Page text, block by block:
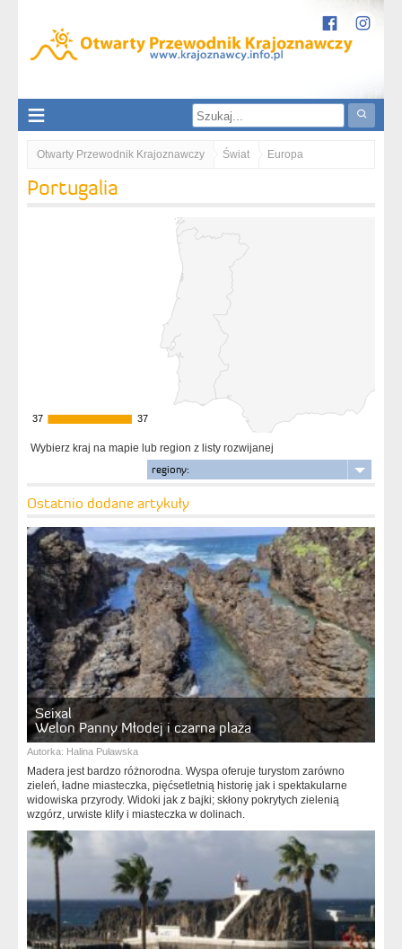
Otwarty Przewodnik Krajoznawczy Świat Europa
Portugalia
Portugalia
37
37 37
37
Wybierz kraj na mapie lub region z listy rozwijanej
regiony:
Ostatnio dodane artykuły
Seixal
Welon Panny Młodej i czarna plaża
Autorka: Halina Puławska
Madera jest bardzo różnorodna. Wyspa oferuje turystom zarówno
zieleń, ładne miasteczka, pięćsetletnią historię jak i spektakularne
widowiska przyrody. Widoki jak z bajki; skłony pokrytych zielenią
wzgórz, urwiste klify i miasteczka w dolinach.